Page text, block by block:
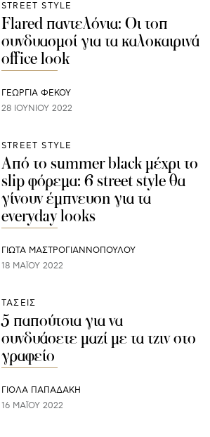
STREET STYLE
Flared παντελόνια: Οι τοπ
συνδυασμοί για τα καλοκαιρινά
office look
ΓΕΩΡΓΙΑ ΦΕΚΟΥ
28 ΙΟΥΝΊΟΥ 2022
STREET STYLE
Από το summer black μέχρι το
slip φόρεμα: 6 street style θα
γίνουν έμπνευση για τα
everyday looks
ΓΙΩΤΑ ΜΑΣΤΡΟΓΙΑΝΝΟΠΟΥΛΟΥ
18 ΜΑΪ́ΟΥ 2022
ΤΑΣΕΙΣ
5 παπούτσια για να
συνδυάσετε μαζί με τα τζιν στο
γραφείο
ΓΙΌΛΑ ΠΑΠΑΔΆΚΗ
16 ΜΑΪ́ΟΥ 2022